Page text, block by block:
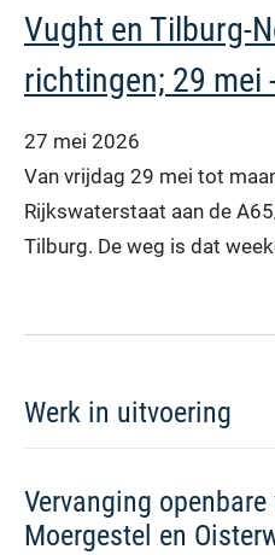
Vught en Tilburg-
richtingen; 29 mei
27 mei 2026
Van vrijdag 29 mei tot
Rijkswaterstaat aan de
Tilburg. De weg is dat
Werk in uitvoering
Vervanging
Moergestel en